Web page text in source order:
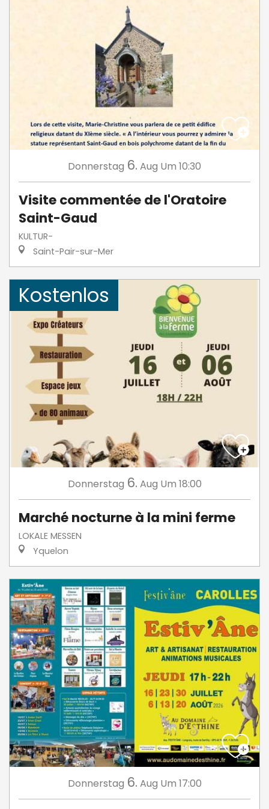
Donnerstag 6. Aug Um 10:30
Visite commentée de l'Oratoire
Saint-Gaud
KULTUR-
Saint-Pair-sur-Mer
Kostenlos
Donnerstag 6. Aug Um 18:00
Marché nocturne à la mini ferme
LOKALE MESSEN
Yquelon
Donnerstag 6. Aug Um 17:00